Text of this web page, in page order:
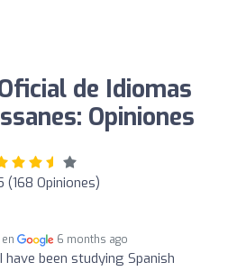
de Idiomas
Opiniones
(168 Opiniones)
6 months ago
I have been studying Spanish